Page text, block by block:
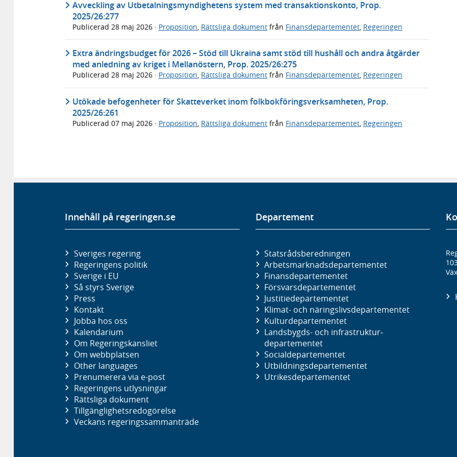
Avveckling av Utbetalningsmyndighetens system med transaktionskonto, Prop.
2025/26:277
Publicerad 28 maj 2026 · Proposition Rättsliga dokument från Finansdepartementet Regeringen
Extra ändringsbudget för 2026 – Stöd till Ukraina samt stöd till hushåll och andra åtgärder
med anledning av kriget i Mellanöstern, Prop. 2025/26:275
Publicerad 28 maj 2026 · Proposition, Rättsliga dokument från Finansdepartementet, Regeringen
Utökade befogenheter för Skatteverket inom folkbokföringsverksamheten, Prop.
2025/26:261
Publicerad 07 maj 2026 · Proposition, Rättsliga dokument från Finansdepartementet, Regeringen
Innehåll på regeringen.se
Sveriges regering
Regeringens politik
Sverige i EU
Så styrs Sverige
Press
Kontakt
Jobba hos oss
Kalendarium
Om Regeringskansliet
Om webbplatsen
Other languages
Prenumerera via e-post
Regeringens utlysningar
Rättsliga dokument
Tillgänglighetsredogörelse
Veckans regeringssammanträde
Departement
Statsrådsberedningen
Arbetsmarknads­departementet
Finans­departementet
Försvars­departementet
Justitie­departementet
Klimat- och näringslivs­departementet
Kultur­departementet
Landsbygds- och infrastruktur­
departementet
Social­departementet
Utbildnings­departementet
Utrikes­departementet